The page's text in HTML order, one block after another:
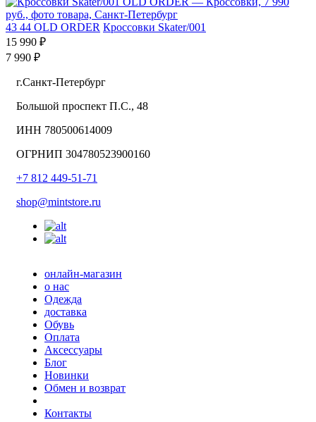
43 44 OLD ORDER Кроссовки Skater/001
15 990 ₽
7 990 ₽
г.Санкт-Петербург
Большой проспект П.С., 48
ИНН 780500614009
ОГРНИП 304780523900160
+7 812 449-51-71
shop@mintstore.ru
онлайн-магазин
о нас
Одежда
доставка
Обувь
Оплата
Аксессуары
Блог
Новинки
Обмен и возврат
Контакты